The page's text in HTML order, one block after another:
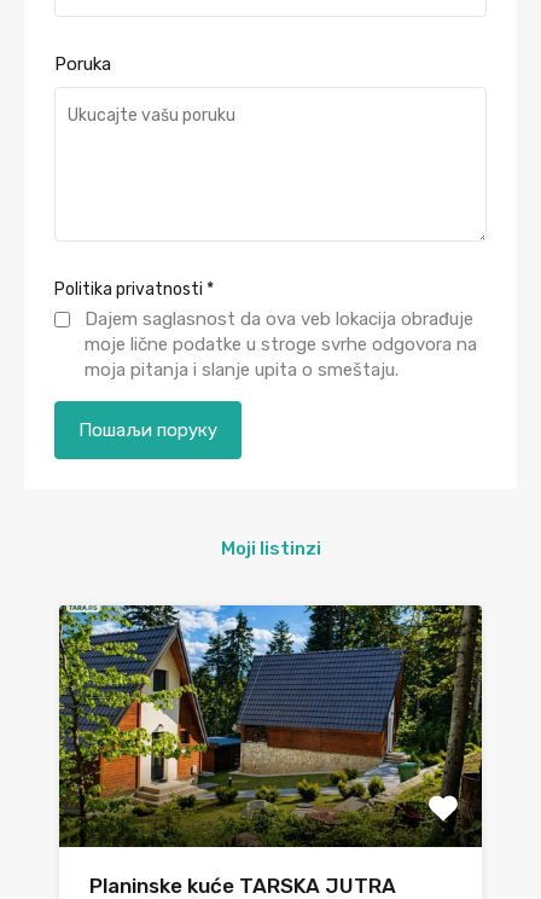
Poruka
Politika privatnosti *
Dajem saglasnost da ova veb lokacija obrađuje
moje lične podatke u stroge svrhe odgovora na
moja pitanja i slanje upita o smeštaju.
Moji listinzi
Planinske kuće TARSKA JUTRA